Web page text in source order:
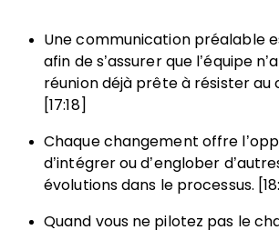
Une communication préalable
afin de s’assurer que l’équipe
réunion déjà prête à résister au
[17:18]
Chaque changement offre
d’intégrer ou d’englober
évolutions dans le processus.
Quand vous ne pilotez pas le